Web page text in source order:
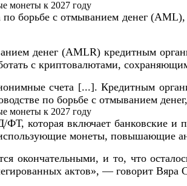
борьбе с отмыванием денег
денег (AMLR) кредитным
с криптовалютами,
счета [...]. Кредитным
по борьбе с отмыванием
которая включает банковские и
монеты, повышающие
и то, что
актов», — говорит Вяра